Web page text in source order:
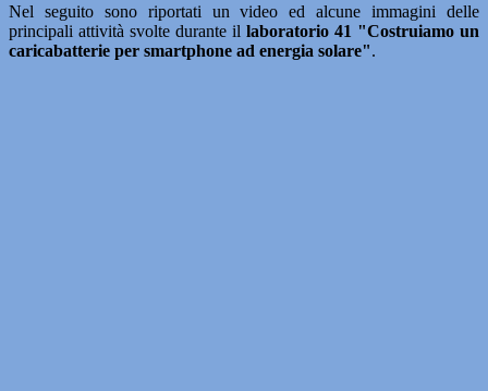
Nel seguito sono riportati un video ed alcune immagini delle
principali attività svolte durante il laboratorio 41 "Costruiamo un
caricabatterie per smartphone ad energia solare".